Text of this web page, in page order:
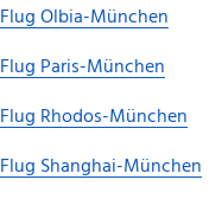
Flug Olbia-München
Flug Paris-München
Flug Rhodos-München
Flug Shanghai-München